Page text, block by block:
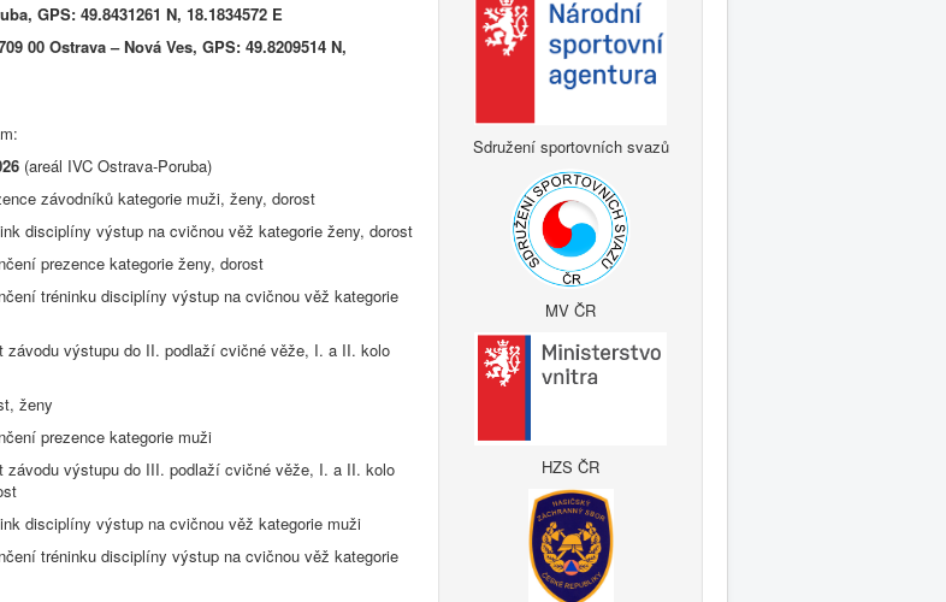
GPS: 49.8431261 N, 18.1834572 E
00 Ostrava – Nová Ves, GPS: 49.8209514 N,
(areál IVC Ostrava-Poruba)
závodníků kategorie muži, ženy, dorost
disciplíny výstup na cvičnou věž kategorie ženy, dorost
prezence kategorie ženy, dorost
tréninku disciplíny výstup na cvičnou věž kategorie
výstupu do II. podlaží cvičné věže, I. a II. kolo
ženy
prezence kategorie muži
výstupu do III. podlaží cvičné věže, I. a II. kolo
disciplíny výstup na cvičnou věž kategorie muži
tréninku disciplíny výstup na cvičnou věž kategorie
Sdružení sportovních svazů
MV ČR
HZS ČR